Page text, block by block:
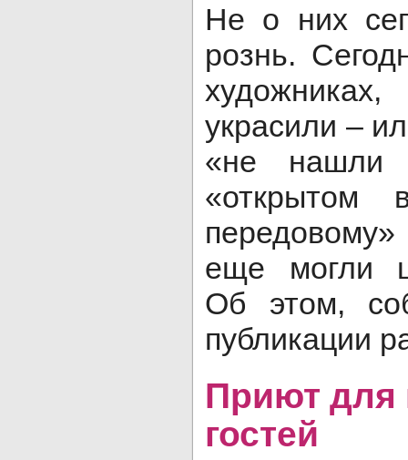
Не о них
рознь.
украсили –
«не нашли
«открытом
еще могли
Об этом,
публикации
Приют
гостей